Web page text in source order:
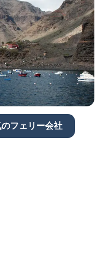
フェリー会社